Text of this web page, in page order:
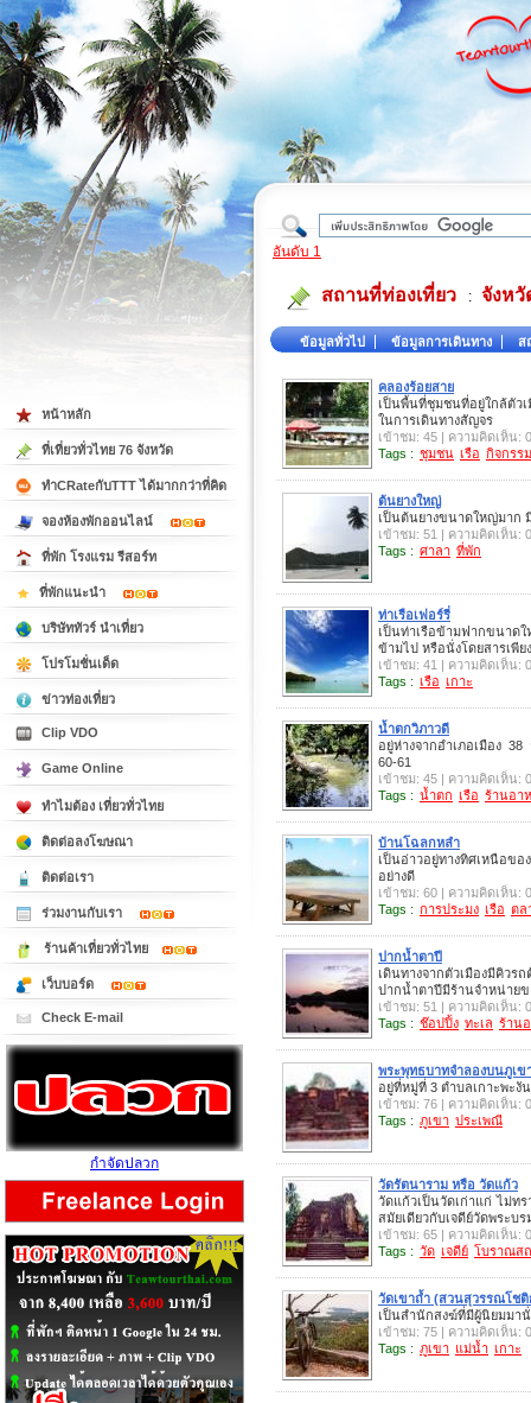
ต้
อันดับ 1
สถานที่ท่องเที่ยว : จังห
ข้อมูลทั่วไป ข้อมูลการเดินทาง ส
คลองร้อยสาย
เป็นพื้นที่ชุมชนที่อยู่ใกล้ตัวเ
ในการเดินทางสัญจร
เข้าชม: 45 | ความคิดเห็น: 0
Tags : ชุมชน เรือ กิจกรรม
ต้นยางใหญ่
เป็นต้นยางขนาดใหญ่มาก
เข้าชม: 51 | ความคิดเห็น: 0
Tags : ศาลา ที่พัก
ท่าเรือเฟอร์รี่
เป็นท่าเรือข้ามฟากขนาด
ข้ามไป หรือนั่งโดยสารเพีย
เข้าชม: 41 | ความคิดเห็น: 0
Tags : เรือ เกาะ
น้ำตกวิภาวดี
อยู่ห่างจากอำเภอเมือง
60-61
เข้าชม: 45 | ความคิดเห็น: 0
Tags : น้ำตก เรือ ร้านอา
บ้านโฉลกหลำ
เป็นอ่าวอยู่ทางทิศเหนือข
อย่างดี
เข้าชม: 60 | ความคิดเห็น: 0
Tags : การประมง เรือ ตล
ปากน้ำตาปี
เดินทางจากตัวเมืองมีคิ
ปากน้ำตาปีมีร้านจำหน่ายข
เข้าชม: 51 | ความคิดเห็น: 0
Tags : ช๊อปปิ้ง ทะเล ร้าน
พระพุทธบาทจำลองบนภูเข
อยู่ที่หมู่ที่ 3 ตำบลเกาะพะ
เข้าชม: 76 | ความคิดเห็น: 0
Tags : ภูเขา ประเพณี
วัดรัตนาราม หรือ วัดแก้ว
วัดแก้วเป็นวัดเก่าแก่ ไม่ท
สมัยเดียวกับเจดีย์วัดพระบ
เข้าชม: 65 | ความคิดเห็น: 0
Tags : วัด เจดีย์ โบราณส
วัดเขาถ้ำ (สวนสุวรรณโชติ
เป็นสำนักสงฆ์ที่มีผู้นิยมมานั่
เข้าชม: 75 | ความคิดเห็น: 0
Tags : ภูเขา แม่น้ำ เกาะ
หน้าหลัก
ที่เที่ยวทั่วไทย 76 จังหวัด
ทำCRateกับTTT ได้มากกว่าที่คิด
จองห้องพักออนไลน์
ที่พัก โรงแรม รีสอร์ท
ที่พักแนะนำ
บริษัททัวร์ นำเที่ยว
โปรโมชั่นเด็ด
ข่าวท่องเที่ยว
Clip VDO
Game Online
ทำไมต้อง เที่ยวทั่วไทย
ติดต่อลงโฆษณา
ติดต่อเรา
ร่วมงานกับเรา
ร้านค้าเที่ยวทั่วไทย
เว็บบอร์ด
Check E-mail
กำจัดปลวก